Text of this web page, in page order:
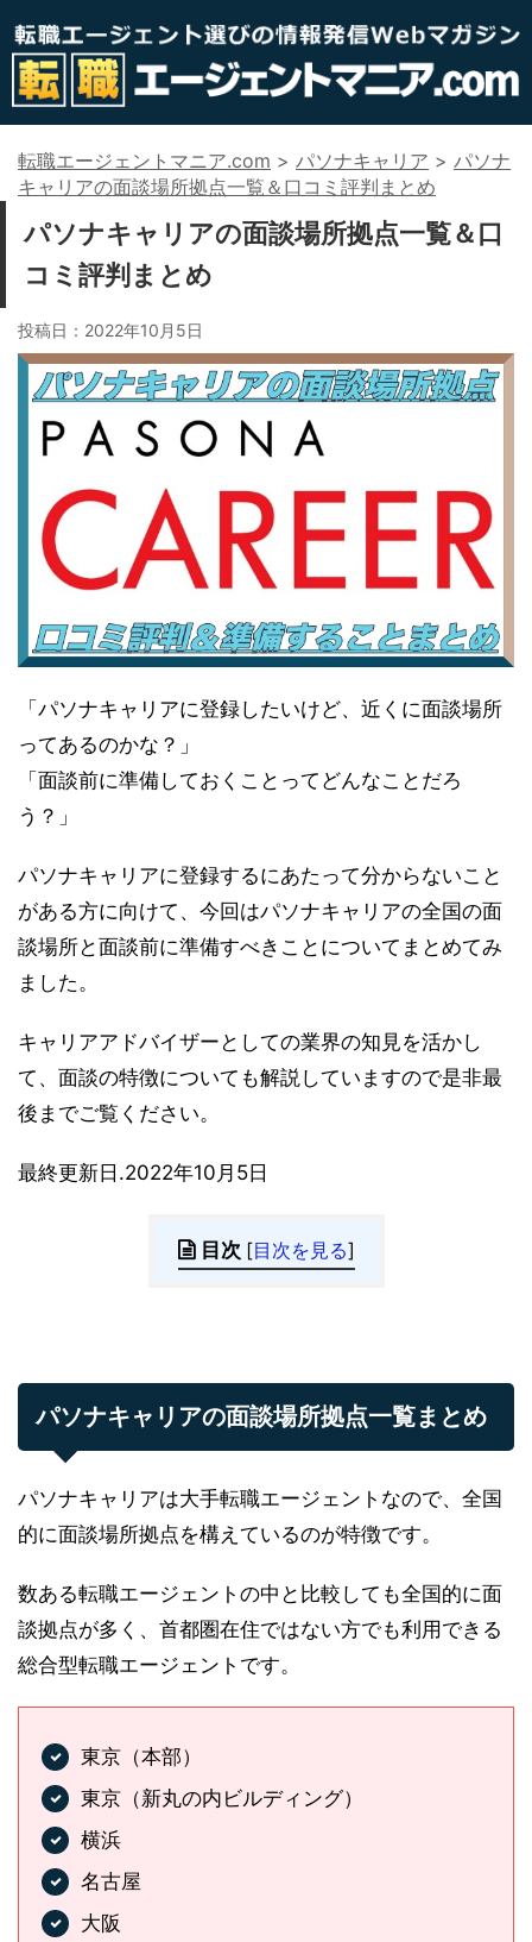
転職エージェントマニア.com > パソナキャリア > パソナ
キャリアの面談場所拠点一覧＆口コミ評判まとめ
パソナキャリアの面談場所拠点一覧＆口
コミ評判まとめ
投稿日： 2022年10月5日
「パソナキャリアに登録したいけど、近くに面談場所
ってあるのかな？」
「面談前に準備しておくことってどんなことだろ
う？」
パソナキャリアに登録するにあたって分からないこと
がある方に向けて、今回はパソナキャリアの全国の面
談場所と面談前に準備すべきことについてまとめてみ
ました。
キャリアアドバイザーとしての業界の知見を活かし
て、面談の特徴についても解説していますので是非最
後までご覧ください。
最終更新日.2022年10月5日
目次 [目次を見る]
パソナキャリアの面談場所拠点一覧まとめ
パソナキャリアは大手転職エージェントなので、全国
的に面談場所拠点を構えているのが特徴です。
数ある転職エージェントの中と比較しても全国的に面
談拠点が多く、首都圏在住ではない方でも利用できる
総合型転職エージェントです。
東京（本部）
東京（新丸の内ビルディング）
横浜
名古屋
大阪